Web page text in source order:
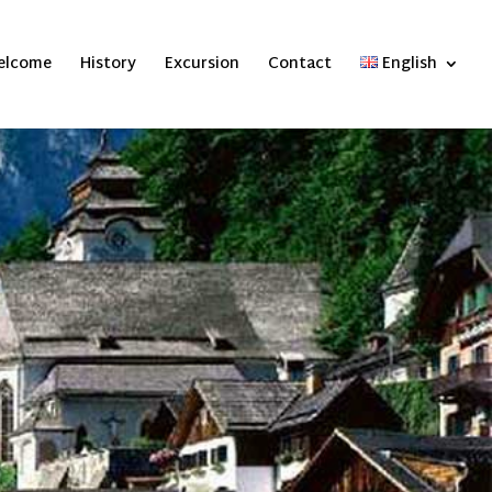
History Excursion Contact English